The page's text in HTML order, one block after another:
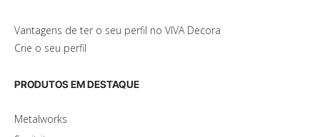
Vantagens de ter o seu perfil no VIVA Decora
Crie o seu perfil
PRODUTOS EM DESTAQUE
Metalworks